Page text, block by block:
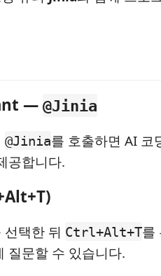
— @Jinia
@Jinia를 호출하면 AI 코
공합니다.
택한 뒤 Ctrl+Alt+T를
질문할 수 있습니다.